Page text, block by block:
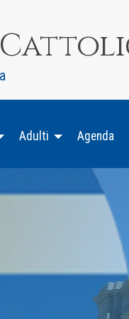
Adulti Agenda